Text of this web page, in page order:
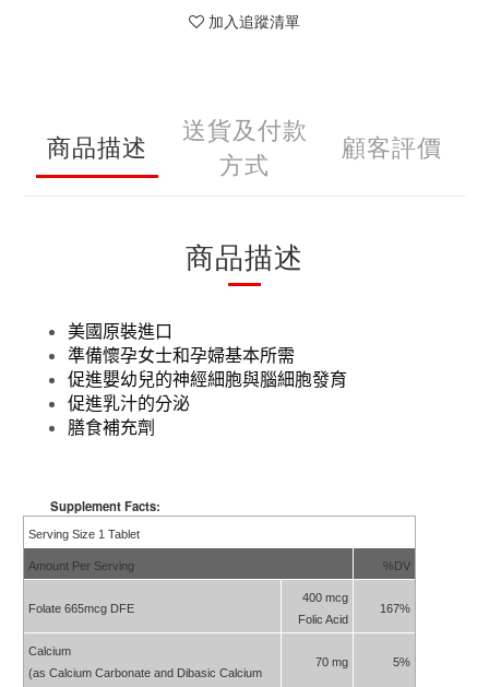
加入追蹤清單
商品描述
送貨及付款
方式
顧客評價
商品描述
美國原裝進口
準備懷孕女士和孕婦基本所需
促進嬰幼兒的神經細胞與腦細胞發育
促進乳汁的分泌
膳食補充劑
Supplement Facts:
Serving Size 1 Tablet
Amount Per Serving %DV
Folate 665mcg DFE
400 mcg
Folic Acid
167%
Calcium
(as Calcium Carbonate and Dibasic Calcium
70 mg 5%